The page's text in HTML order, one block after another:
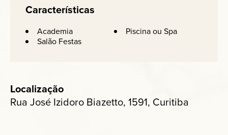
Características
Academia
Piscina ou Spa
Salão Festas
Localização
Rua José Izidoro Biazetto, 1591, Curitiba